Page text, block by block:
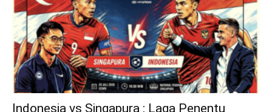
Indonesia vs Singapura : Laga Penentu